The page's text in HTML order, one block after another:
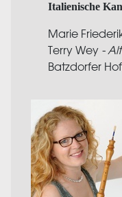
Italienische
Marie
Terry Wey-
Batzdorfer